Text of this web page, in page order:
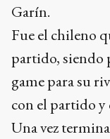
Garín.
Fue el chileno
partido, siendo
game para su
con el partido y
Una vez